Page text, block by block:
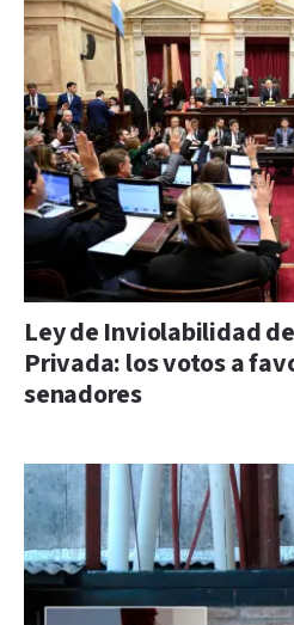
Ley de Inviolabilidad
Privada: los votos a
senadores